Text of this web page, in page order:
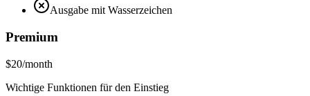
Ausgabe mit Wasserzeichen
Premium
$20/month
Wichtige Funktionen für den Einstieg